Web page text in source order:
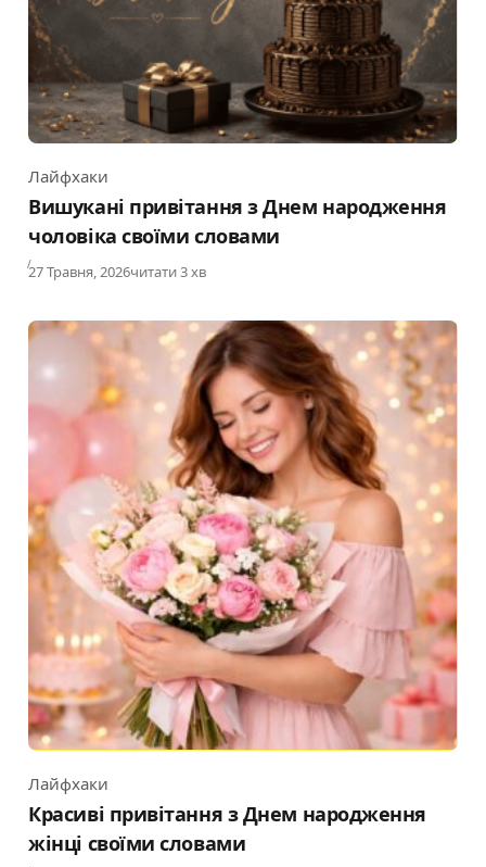
Category
Лайфхаки
Вишукані привітання з Днем народження
чоловіка своїми словами
Published
27 Травня, 2026читати 3 хв
Category
Лайфхаки
Красиві привітання з Днем народження
жінці своїми словами